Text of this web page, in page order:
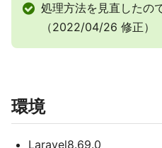
処理方法を見直したの
（2022/04/26 修正）
環境
Laravel8.69.0